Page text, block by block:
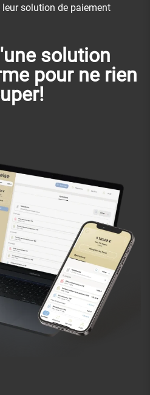
solution de paiement
solution
pour ne rien